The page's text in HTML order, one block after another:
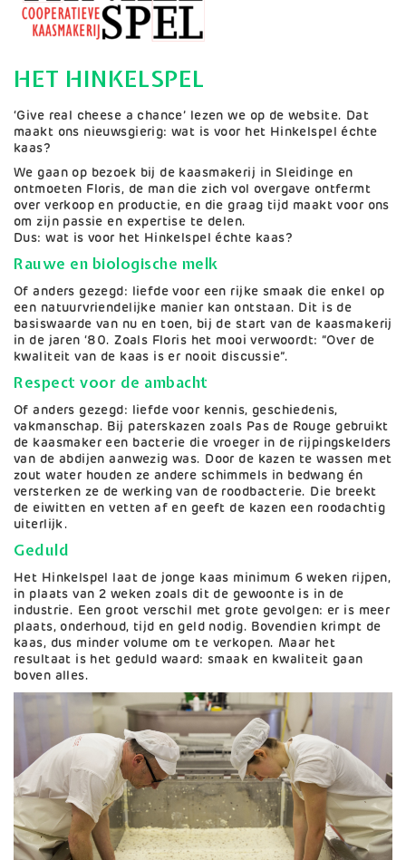
HET HINKELSPEL
‘Give real cheese a chance’ lezen we op de website. Dat
maakt ons nieuwsgierig: wat is voor het Hinkelspel échte
kaas?
We gaan op bezoek bij de kaasmakerij in Sleidinge en
ontmoeten Floris, de man die zich vol overgave ontfermt
over verkoop en productie, en die graag tijd maakt voor ons
om zijn passie en expertise te delen.
Dus: wat is voor het Hinkelspel échte kaas?
Rauwe en biologische melk
Of anders gezegd: liefde voor een rijke smaak die enkel op
een natuurvriendelijke manier kan ontstaan. Dit is de
basiswaarde van nu en toen, bij de start van de kaasmakerij
in de jaren ‘80. Zoals Floris het mooi verwoordt: “Over de
kwaliteit van de kaas is er nooit discussie”.
Respect voor de ambacht
Of anders gezegd: liefde voor kennis, geschiedenis,
vakmanschap. Bij paterskazen zoals Pas de Rouge gebruikt
de kaasmaker een bacterie die vroeger in de rijpingskelders
van de abdijen aanwezig was. Door de kazen te wassen met
zout water houden ze andere schimmels in bedwang én
versterken ze de werking van de roodbacterie. Die breekt
de eiwitten en vetten af en geeft de kazen een roodachtig
uiterlijk.
Geduld
Het Hinkelspel laat de jonge kaas minimum 6 weken rijpen,
in plaats van 2 weken zoals dit de gewoonte is in de
industrie. Een groot verschil met grote gevolgen: er is meer
plaats, onderhoud, tijd en geld nodig. Bovendien krimpt de
kaas, dus minder volume om te verkopen. Maar het
resultaat is het geduld waard: smaak en kwaliteit gaan
boven alles.